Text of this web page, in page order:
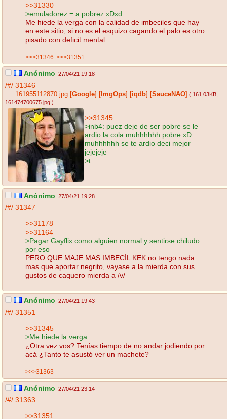
>>31330
>emuladorez = a pobrez xDxd
Me hiede la verga con la calidad de imbeciles que hay
en este sitio, si no es el esquizo cagando el palo es otro
pisado con deficit mental.
>>>31346 >>>31351
Anónimo 27/04/21 19:18
/#/ 31346
161955112870.jpg Google ImgOps iqdb SauceNAO ( 161.03KB
161474700675.jpg )
>>31345
>inb4: puez deje de ser pobre se le
ardio la cola muhhhhhh pobre xD
muhhhhhh se te ardio deci mejor
jejejeje
>t.
Anónimo 27/04/21 19:28
/#/ 31347
>>31178
>>31164
>Pagar Gayflix como alguien normal y sentirse chiludo
por eso
PERO QUE MAJE MAS IMBECÍL KEK no tengo nada
mas que aportar negrito, vayase a la mierda con sus
gustos de caquero mierda a /v/
Anónimo 27/04/21 19:43
/#/ 31351
>>31345
>Me hiede la verga
¿Otra vez vos? Tenías tiempo de no andar jodiendo por
acá ¿Tanto te asustó ver un machete?
>>>31363
Anónimo 27/04/21 23:14
/#/ 31363
>>31351